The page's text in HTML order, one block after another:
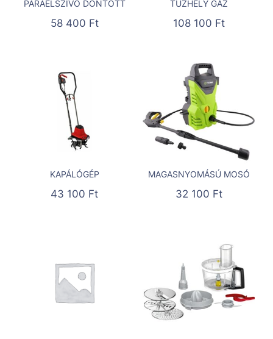
PÁRAELSZÍVÓ DÖNTÖTT
58 400 Ft
TŰZHELY GÁZ
108 100 Ft
KAPÁLÓGÉP
43 100 Ft
MAGASNYOMÁSÚ MOSÓ
32 100 Ft